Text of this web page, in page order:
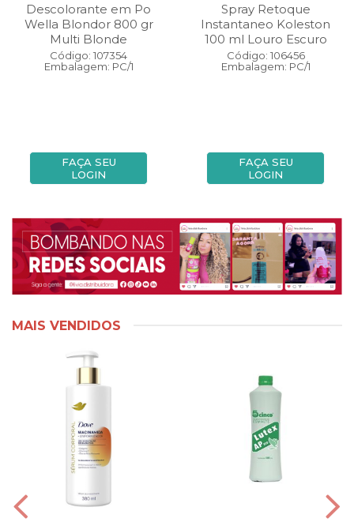
Descolorante em Po
Wella Blondor 800 gr
Multi Blonde
Código: 107354
Embalagem: PC/1
FAÇA SEU
LOGIN
Spray Retoque
Instantaneo Koleston
100 ml Louro Escuro
Código: 106456
Embalagem: PC/1
FAÇA SEU
LOGIN
MAIS VENDIDOS